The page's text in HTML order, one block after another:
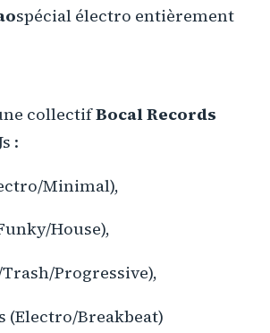
spécial électro entièrement
collectifBocal Records
:
Minimal),
House),
Progressive),
(Electro/Breakbeat)